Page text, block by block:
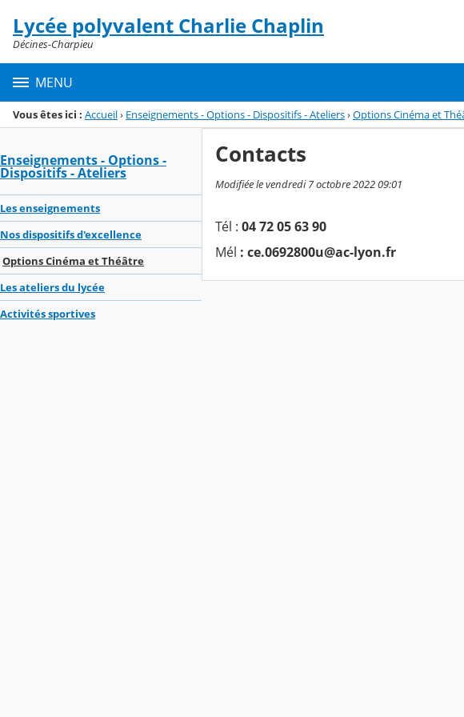
Menu de la rubrique
Contenu
Lycée polyvalent Charlie Chaplin
Décines-Charpieu
MENU
Vous êtes ici : Accueil› Enseignements - Options - Dispositifs - Ateliers›Options Cinéma et
Enseignements - Options -
Dispositifs - Ateliers
Les enseignements
Nos dispositifs d'excellence
Options Cinéma et Théâtre
Les ateliers du lycée
Activités sportives
Contacts
Modifiée le vendredi 7 octobre 2022 09:01
Tél : 04 72 05 63 90
Mél : ce.0692800u@ac-lyon.fr